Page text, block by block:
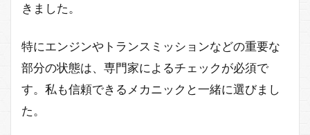
きました。
特にエンジンやトランスミッションなどの重要な
部分の状態は、専門家によるチェックが必須で
す。私も信頼できるメカニックと一緒に選びまし
た。